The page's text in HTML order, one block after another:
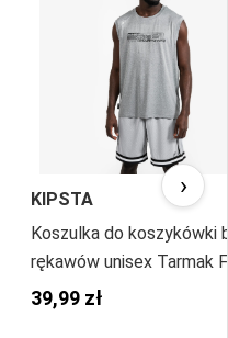
KIPSTA
Koszulka do koszykówki
rękawów unisex Tarmak
500
39,99 zł
›